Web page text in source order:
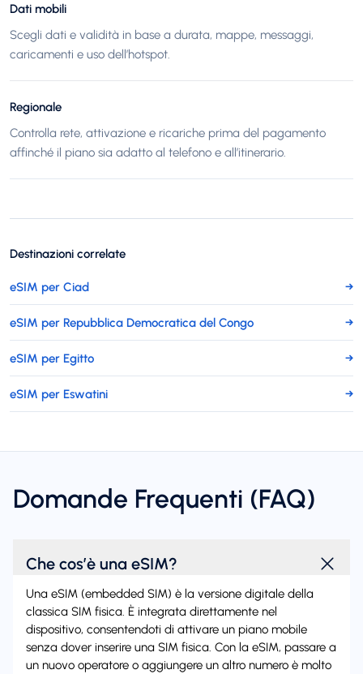
Dati mobili
Scegli dati e validità in base a durata, mappe, messaggi,
caricamenti e uso dell’hotspot.
Regionale
Controlla rete, attivazione e ricariche prima del pagamento
affinché il piano sia adatto al telefono e all’itinerario.
Destinazioni correlate
eSIM per Ciad →
eSIM per Repubblica Democratica del Congo →
eSIM per Egitto →
eSIM per Eswatini →
Domande Frequenti (FAQ)
Che cos’è una eSIM?
Una eSIM (embedded SIM) è la versione digitale della
classica SIM fisica. È integrata direttamente nel
dispositivo, consentendoti di attivare un piano mobile
senza dover inserire una SIM fisica. Con la eSIM, passare a
un nuovo operatore o aggiungere un altro numero è molto